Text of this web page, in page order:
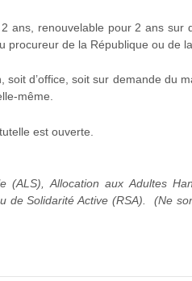
renouvelable pour 2 ans sur
de la République ou de
d’office, soit sur demande du
même.
est ouverte.
Allocation aux Adultes
de Solidarité Active (RSA). (Ne